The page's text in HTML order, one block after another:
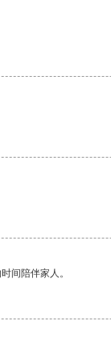
间陪伴家人。